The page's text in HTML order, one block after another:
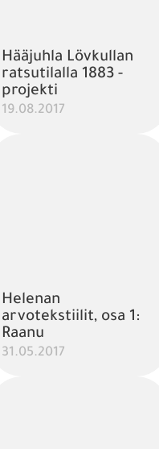
Hääjuhla Lövkullan
ratsutilalla 1883 -
projekti
19.08.2017
Helenan
arvotekstiilit, osa 1:
Raanu
31.05.2017